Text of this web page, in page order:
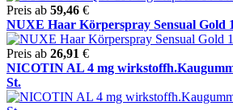
Preis ab 59,46 €
NUXE Haar Körperspray Sensual Gold
Preis ab 26,91 €
NICOTIN AL 4 mg
St.